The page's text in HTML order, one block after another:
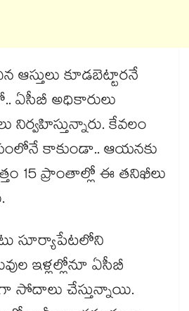
కూడబెట్టారనే
ఏసీబీ అధికారులు
కేవలం
కాకుండా.. ఆయనకు
15 ప్రాంతాల్లో ఈ తనిఖీలు
సూర్యాపేటలోని
ఇళ్లల్లోనూ ఏసీబీ
సోదాలు చేస్తున్నాయి.